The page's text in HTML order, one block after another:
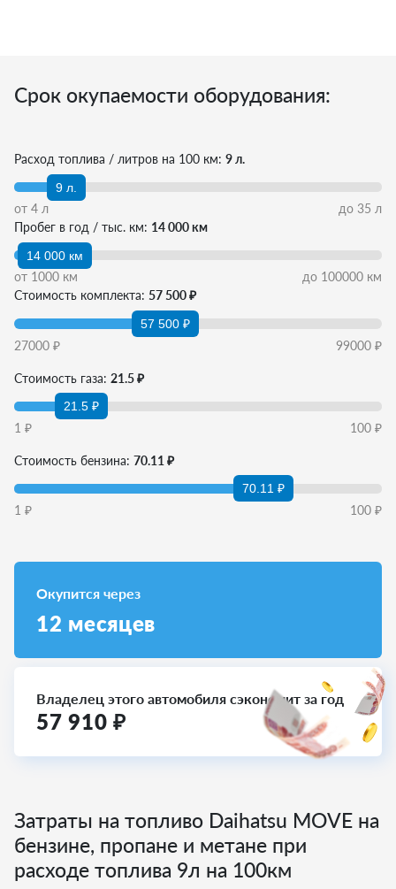
Срок окупаемости оборудования:
Расход топлива / литров на 100 км: 9 л.
9 л.
от 4 л до 35 л
Пробег в год / тыс. км: 14 000 км
14 000 км
от 1000 км до 100000 км
Стоимость комплекта: 57 500 ₽
57 500 ₽
27000 ₽ 99000 ₽
Стоимость газа: 21.5 ₽
21.5 ₽
1 ₽ 100 ₽
Стоимость бензина: 70.11 ₽
70.11 ₽
1 ₽ 100 ₽
Окупится через
12 месяцев
Владелец этого автомобиля сэкономит за год
57 910 ₽
Затраты на топливо Daihatsu MOVE на
бензине, пропане и метане при
расходе топлива 9л на 100км